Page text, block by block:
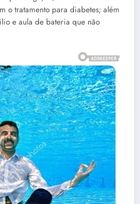
o tratamento para diabetes; além
e aula de bateria que não